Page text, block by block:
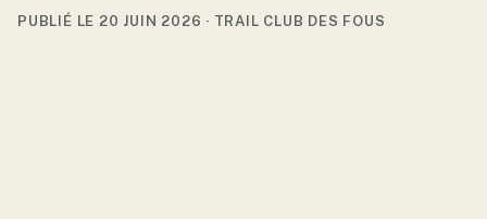
PUBLIÉ LE 20 JUIN 2026 · TRAIL CLUB DES FOUS